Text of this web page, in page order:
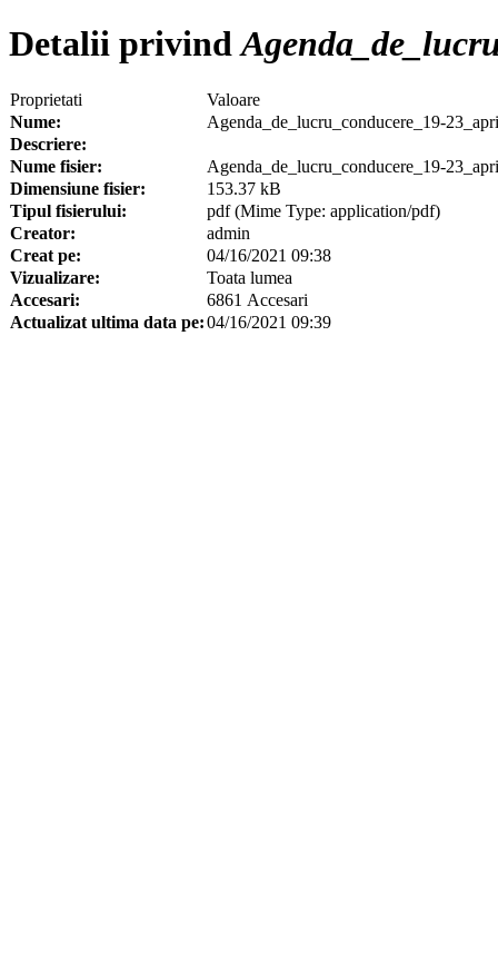
Detalii privind
Proprietati
Valoare
Nume:
Agenda_de_lucru_conducere_19-
Descriere:
Nume fisier:
Agenda_de_lucru_conducere_19-
Dimensiune fisier:
153.37 kB
Tipul fisierului:
pdf (Mime Type: application/pdf)
Creator:
admin
Creat pe:
04/16/2021 09:38
Vizualizare:
Toata lumea
Accesari:
6861 Accesari
Actualizat ultima data pe:04/16/2021 09:39